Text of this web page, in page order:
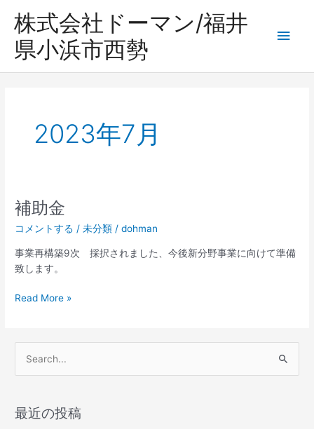
株式会社ドーマン/福井
県小浜市西勢
メ
2023年7月
補助金
コメントする /未分類 /dohman
事業再構築9次 採択されました、今後新分野事業に向けて準備
致します。
補
Read More »
象
最近の投稿